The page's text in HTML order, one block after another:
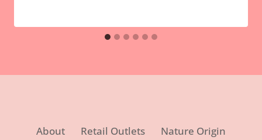
About Retail Outlets
Nature Origin